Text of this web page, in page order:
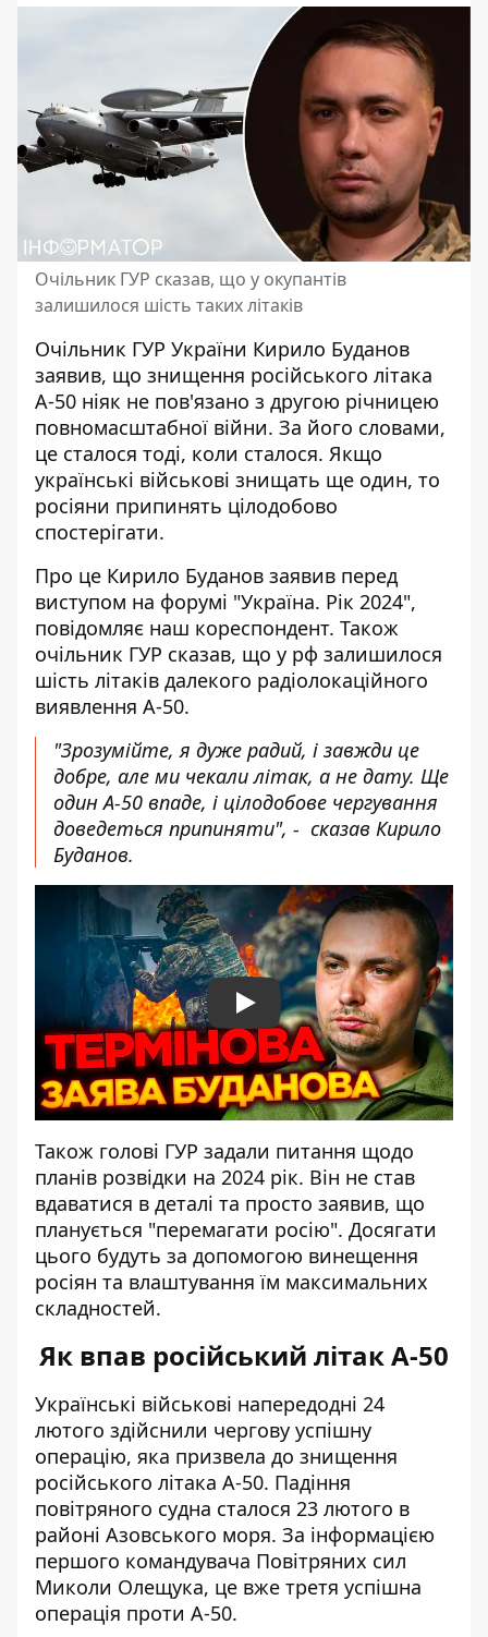
Очільник ГУР сказав, що у окупантів
залишилося шість таких літаків
Очільник ГУР України Кирило Буданов
заявив, що знищення російського літака
А-50 ніяк не пов'язано з другою річницею
повномасштабної війни. За його словами,
це сталося тоді, коли сталося. Якщо
українські військові знищать ще один, то
росіяни припинять цілодобово
спостерігати.
Про це Кирило Буданов заявив перед
виступом на форумі "Україна. Рік 2024",
повідомляє наш кореспондент. Також
очільник ГУР сказав, що у рф залишилося
шість літаків далекого радіолокаційного
виявлення А-50.
"Зрозумійте, я дуже радий, і завжди це
добре, але ми чекали літак, а не дату. Ще
один А-50 впаде, і цілодобове чергування
доведеться припиняти", - сказав Кирило
Буданов.
Play
Також голові ГУР задали питання щодо
планів розвідки на 2024 рік. Він не став
вдаватися в деталі та просто заявив, що
планується "перемагати росію". Досягати
цього будуть за допомогою винещення
росіян та влаштування їм максимальних
складностей.
Як впав російський літак А-50
Українські військові напередодні 24
лютого здійснили чергову успішну
операцію, яка призвела до знищення
російського літака А-50. Падіння
повітряного судна сталося 23 лютого в
районі Азовського моря. За інформацією
першого командувача Повітряних сил
Миколи Олещука, це вже третя успішна
операція проти А-50.